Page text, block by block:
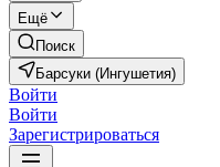
Ещё
Поиск
Барсуки (Ингушетия)
Войти
Войти
Зарегистрироваться